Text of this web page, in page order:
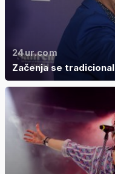
24ur.com
Začenja se